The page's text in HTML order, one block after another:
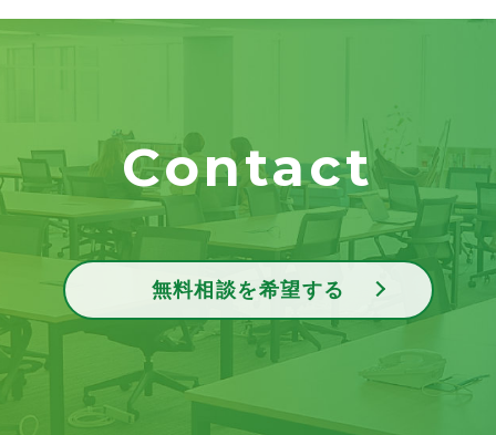
Contact
無料相談を希望する